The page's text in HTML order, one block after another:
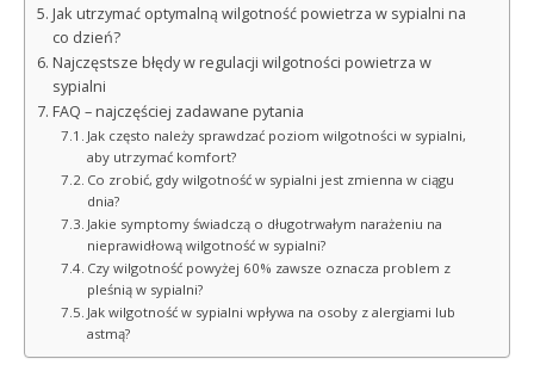
Jak utrzymać optymalną wilgotność powietrza w sypialni na
co dzień?
Najczęstsze błędy w regulacji wilgotności powietrza w
sypialni
FAQ – najczęściej zadawane pytania
Jak często należy sprawdzać poziom wilgotności w sypialni,
aby utrzymać komfort?
Co zrobić, gdy wilgotność w sypialni jest zmienna w ciągu
dnia?
Jakie symptomy świadczą o długotrwałym narażeniu na
nieprawidłową wilgotność w sypialni?
Czy wilgotność powyżej 60% zawsze oznacza problem z
pleśnią w sypialni?
Jak wilgotność w sypialni wpływa na osoby z alergiami lub
astmą?